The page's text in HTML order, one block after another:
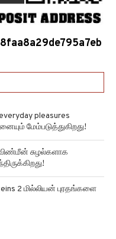
pleasures
மேம்படுத்துகிறது!
சுழல்களாக
2 மில்லியன் புரதங்களை